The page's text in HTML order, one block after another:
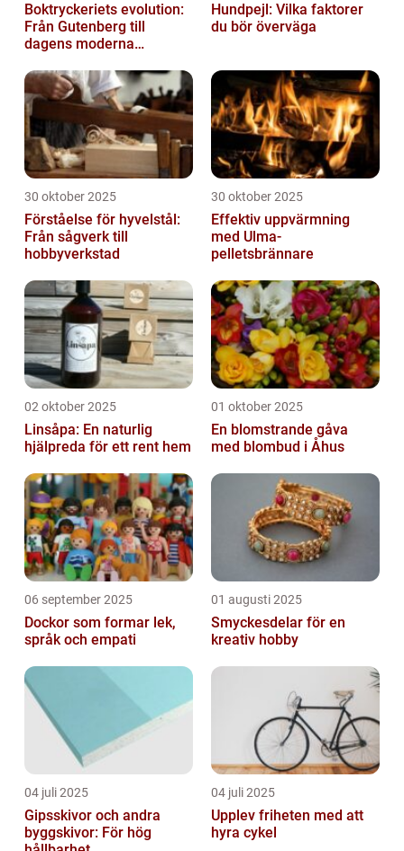
Boktryckeriets evolution:
Från Gutenberg till
dagens moderna
Hundpejl: Vilka faktorer
du bör överväga
30 oktober 2025
Förståelse för hyvelstål:
Från sågverk till
hobbyverkstad
30 oktober 2025
Effektiv uppvärmning
med Ulma-
pelletsbrännare
02 oktober 2025
Linsåpa: En naturlig
hjälpreda för ett rent hem
01 oktober 2025
En blomstrande gåva
med blombud i Åhus
06 september 2025
Dockor som formar lek,
språk och empati
01 augusti 2025
Smyckesdelar för en
kreativ hobby
04 juli 2025
Gipsskivor och andra
byggskivor: För hög
04 juli 2025
Upplev friheten med att
hyra cykel